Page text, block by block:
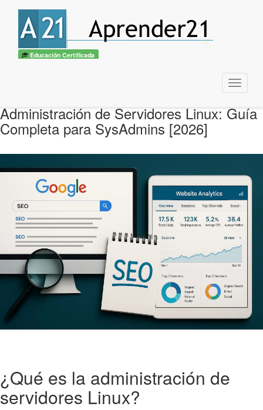
Educación Certificada
Menu
Administración de Servidores Linux: Guía
Completa para SysAdmins [2026]
¿Qué es la administración de
servidores Linux?